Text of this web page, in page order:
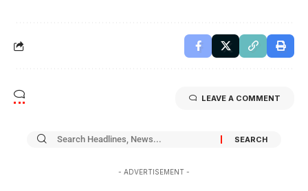
LEAVE A COMMENT
- ADVERTISEMENT -